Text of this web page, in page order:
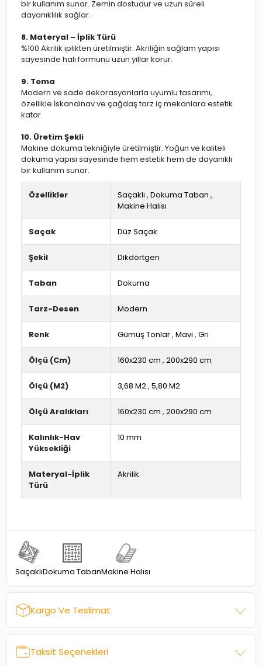
bir kullanım sunar. Zemin dostudur ve uzun süreli
dayanıklılık sağlar.
8. Materyal – İplik Türü
%100 Akrilik iplikten üretilmiştir. Akriliğin sağlam yapısı
sayesinde halı formunu uzun yıllar korur.
9. Tema
Modern ve sade dekorasyonlarla uyumlu tasarımı,
özellikle İskandinav ve çağdaş tarz iç mekanlara estetik
katar.
10. Üretim Şekli
Makine dokuma tekniğiyle üretilmiştir. Yoğun ve kaliteli
dokuma yapısı sayesinde hem estetik hem de dayanıklı
bir kullanım sunar.
Özellikler Saçaklı , Dokuma Taban ,
Makine Halısı
Saçak Düz Saçak
Şekil Dikdörtgen
Taban Dokuma
Tarz-Desen Modern
Renk Gümüş Tonlar, Mavi , Gri
Ölçü (Cm) 160x230 cm , 200x290 cm
Ölçü (M2) 3,68 M2, 5,80 M2
Ölçü Aralıkları 160x230 cm , 200x290 cm
Kalınlık-Hav
Yüksekliği
10 mm
Materyal-İplik
Türü
Akrilik
SaçaklıDokuma TabanMakine Halısı
Kargo Ve Teslimat
Taksit Seçenekleri